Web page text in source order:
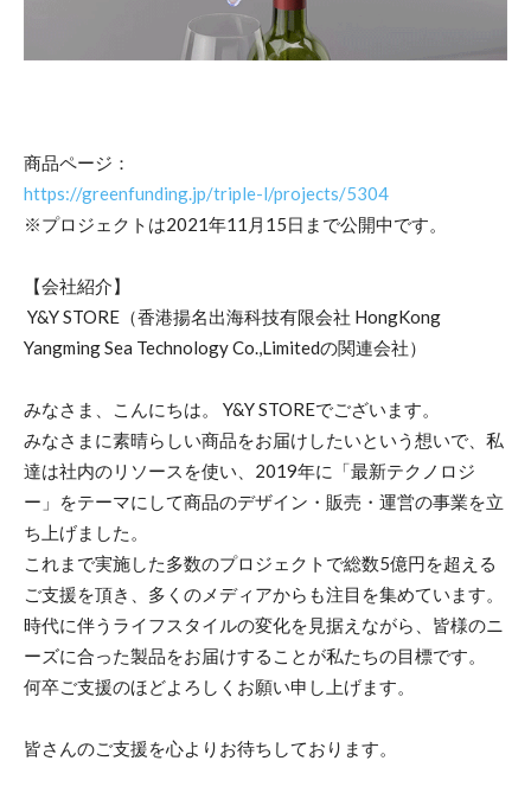
商品ページ：
https://greenfunding.jp/triple-l/projects/5304
※プロジェクトは2021年11月15日まで公開中です。
【会社紹介】
Y&Y STORE（香港揚名出海科技有限会社 HongKong
Yangming Sea Technology Co.,Limitedの関連会社）
みなさま、こんにちは。 Y&Y STOREでございます。
みなさまに素晴らしい商品をお届けしたいという想いで、私
達は社内のリソースを使い、2019年に「最新テクノロジ
ー」をテーマにして商品のデザイン・販売・運営の事業を立
ち上げました。
これまで実施した多数のプロジェクトで総数5億円を超える
ご支援を頂き、多くのメディアからも注目を集めています。
時代に伴うライフスタイルの変化を見据えながら、皆様のニ
ーズに合った製品をお届けすることが私たちの目標です。
何卒ご支援のほどよろしくお願い申し上げます。
皆さんのご支援を心よりお待ちしております。